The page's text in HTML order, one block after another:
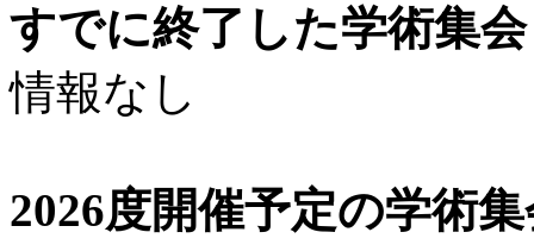
すでに終了した学術集
情報なし
2026度開催予定の学術